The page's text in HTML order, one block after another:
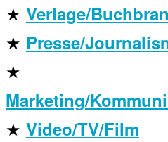
★ Verlage/
★ Presse/
★
Marketing/
★ Video/TV/Film